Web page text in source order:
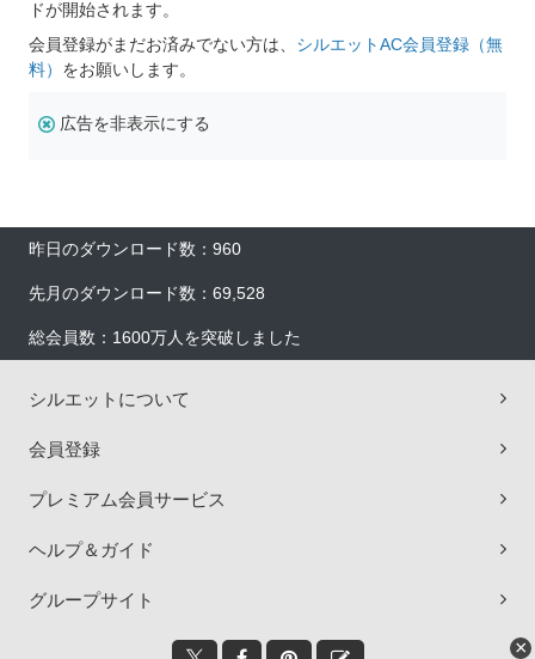
ドが開始されます。
会員登録がまだお済みでない方は、 シルエットAC会員登録（無
料） をお願いします。
広告を非表示にする
昨日のダウンロード数：960
先月のダウンロード数：69,528
総会員数：1600万人を突破しました
シルエットについて
会員登録
プレミアム会員サービス
ヘルプ＆ガイド
グループサイト
×